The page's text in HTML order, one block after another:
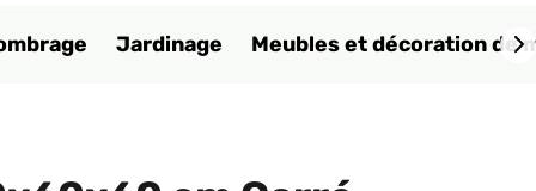
Jardinage Meubles et décoration de